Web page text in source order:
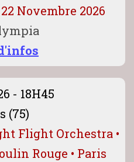
Novembre 2026
- 18H45
(75)
Flight Orchestra •
Rouge • Paris